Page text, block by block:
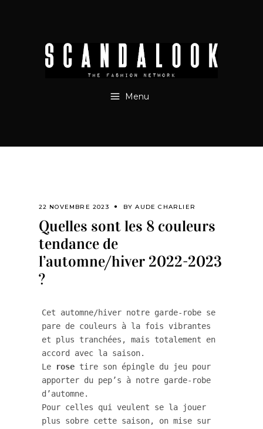
Menu
22 NOVEMBRE 2023 BYAUDE CHARLIER
Quelles sont les 8 couleurs
tendance de
l’automne/hiver 2022-2023
?
Cet automne/hiver notre garde-robe se
pare de couleurs à la fois vibrantes
et plus tranchées, mais totalement en
accord avec la saison.
Le
rose tire son épingle du jeu pour
apporter du pep’s à notre garde-robe
d’automne.
Pour celles qui veulent se la jouer
plus sobre cette saison, on mise sur